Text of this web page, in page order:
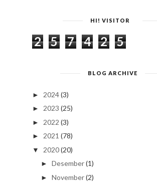
HI! VISITOR
2 5 7 4 2 5
BLOG ARCHIVE
► 2024(3)
► 2023 (25)
► 2022 (3)
► 2021 (78)
▼ 2020(20)
► Desember(1)
► November(2)